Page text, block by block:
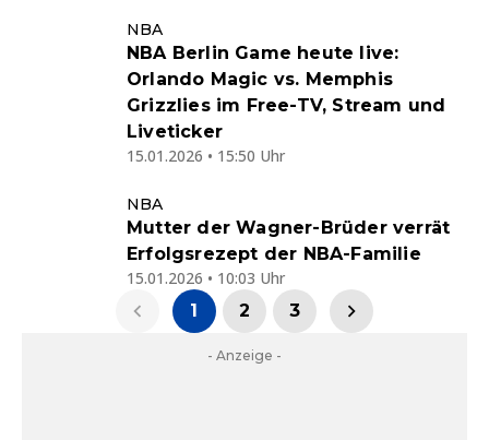
NBA
NBA Berlin Game heute live:
Orlando Magic vs. Memphis
Grizzlies im Free-TV, Stream und
Liveticker
15.01.2026 • 15:50 Uhr
NBA
Mutter der Wagner-Brüder verrät
Erfolgsrezept der NBA-Familie
15.01.2026 • 10:03 Uhr
1
2 3
- Anzeige -